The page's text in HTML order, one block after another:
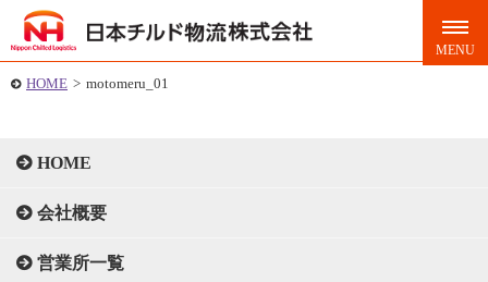
HOME > motomeru_01
HOME
会社概要
営業所一覧